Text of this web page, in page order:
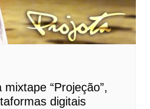
“Projeção”,
digitais